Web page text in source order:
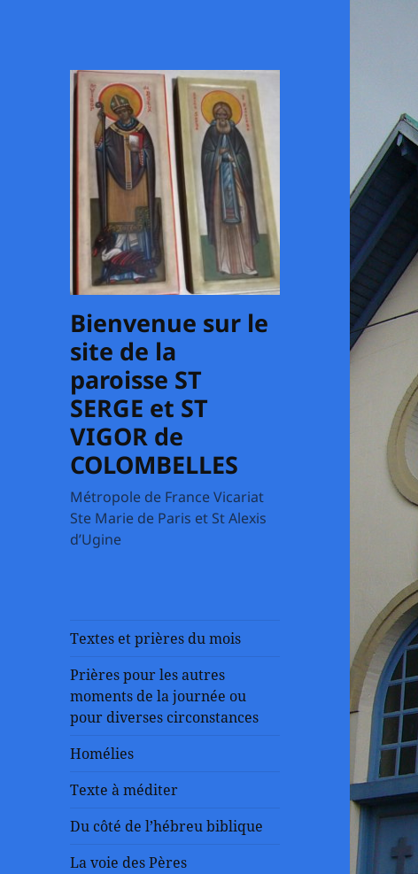
Bienvenue sur le
site de la
paroisse ST
SERGE et ST
VIGOR de
COLOMBELLES
Métropole de France Vicariat
Ste Marie de Paris et St Alexis
d’Ugine
Textes et prières du mois
Prières pour les autres
moments de la journée ou
pour diverses circonstances
Homélies
Texte à méditer
Du côté de l’hébreu biblique
La voie des Pères